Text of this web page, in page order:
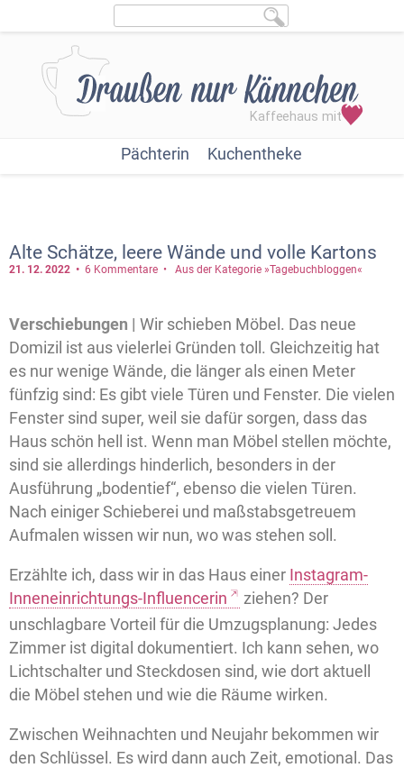
Pächterin Kuchentheke
Alte Schätze, leere Wände und volle Kartons
21. 12. 2022 6 Kommentare Aus der Kategorie »Tagebuchbloggen«
Verschiebungen | Wir schieben Möbel. Das neue
Domizil ist aus vielerlei Gründen toll. Gleichzeitig hat
es nur wenige Wände, die länger als einen Meter
fünfzig sind: Es gibt viele Türen und Fenster. Die vielen
Fenster sind super, weil sie dafür sorgen, dass das
Haus schön hell ist. Wenn man Möbel stellen möchte,
sind sie allerdings hinderlich, besonders in der
Ausführung „bodentief“, ebenso die vielen Türen.
Nach einiger Schieberei und maßstabsgetreuem
Aufmalen wissen wir nun, wo was stehen soll.
Erzählte ich, dass wir in das Haus einer Instagram-
Inneneinrichtungs-Influencerin
ziehen? Der
unschlagbare Vorteil für die Umzugsplanung: Jedes
Zimmer ist digital dokumentiert. Ich kann sehen, wo
Lichtschalter und Steckdosen sind, wie dort aktuell
die Möbel stehen und wie die Räume wirken.
Zwischen Weihnachten und Neujahr bekommen wir
den Schlüssel. Es wird dann auch Zeit, emotional. Das